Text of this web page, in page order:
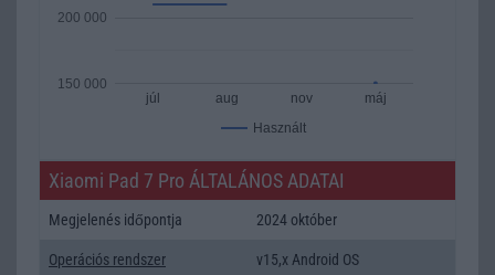
Használt
júl aug nov máj
150 000
200 000
Xiaomi Pad 7 Pro ÁLTALÁNOS ADATAI
Megjelenés időpontja 2024 október
Operációs rendszer v15,x Android OS